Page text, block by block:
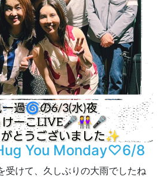
You Monday♡6/8
受けて、久しぶりの大雨でしたね